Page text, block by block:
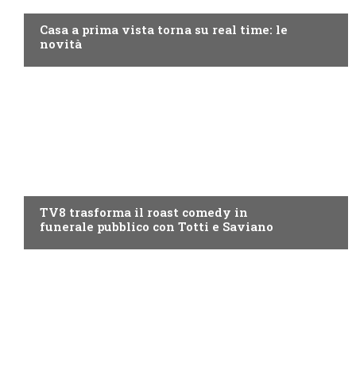
Casa a prima vista torna su real time: le
novità
TV8 trasforma il roast comedy in
funerale pubblico con Totti e Saviano